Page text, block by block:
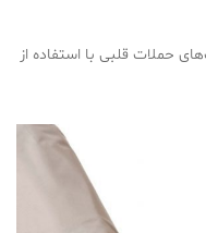
حملات قلبی با استفاده از